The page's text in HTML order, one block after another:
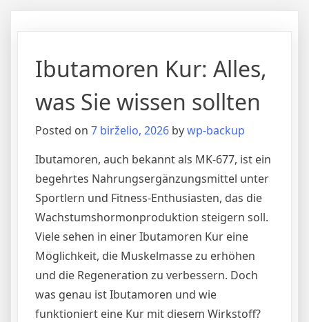
Ibutamoren Kur: Alles,
was Sie wissen sollten
Posted on 7 birželio, 2026 bywp-backup
Ibutamoren, auch bekannt als MK-677, ist ein
begehrtes Nahrungsergänzungsmittel unter
Sportlern und Fitness-Enthusiasten, das die
Wachstumshormonproduktion steigern soll.
Viele sehen in einer Ibutamoren Kur eine
Möglichkeit, die Muskelmasse zu erhöhen
und die Regeneration zu verbessern. Doch
was genau ist Ibutamoren und wie
funktioniert eine Kur mit diesem Wirkstoff?